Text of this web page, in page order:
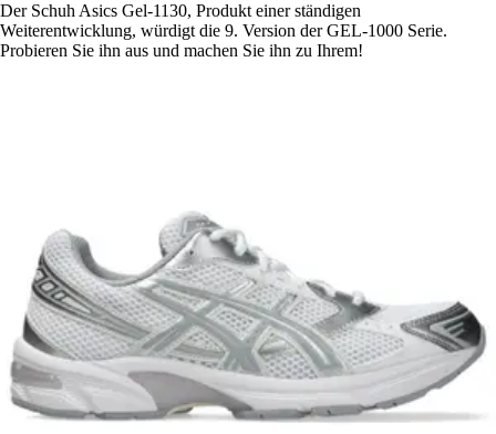
Der Schuh Asics Gel-1130, Produkt einer ständigen
Weiterentwicklung, würdigt die 9. Version der GEL-1000 Serie.
Probieren Sie ihn aus und machen Sie ihn zu Ihrem!